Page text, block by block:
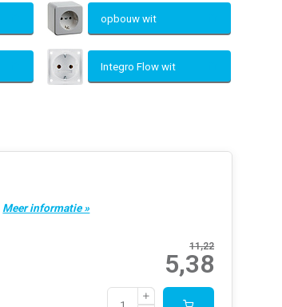
opbouw wit
Integro Flow wit
Meer informatie »
11,22
5,38